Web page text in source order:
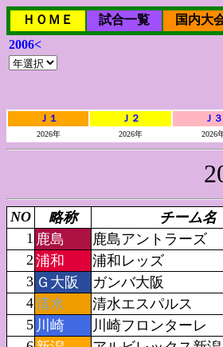
ＨＯＭＥ 試合一覧 国内大
2006<
Ｊ１ Ｊ２ Ｊ３
2026年 2026年 2026
NO 略称 チーム名
1 鹿島 鹿島アントラーズ
2 浦和 浦和レッズ
3 Ｇ大阪 ガンバ大阪
4清水 清水エスパルス
5 川崎 川崎フロンターレ